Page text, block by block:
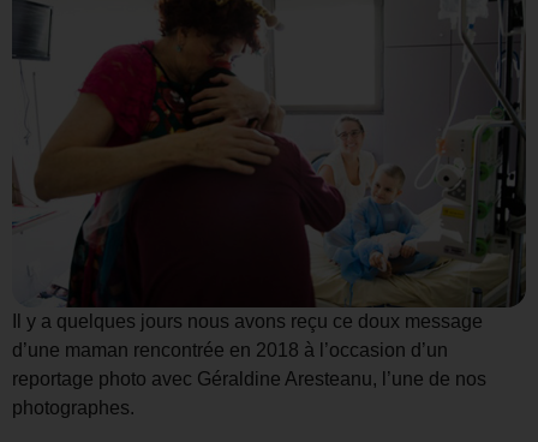
Il y a quelques jours nous avons reçu ce doux message
d’une maman rencontrée en 2018 à l’occasion d’un
reportage photo avec Géraldine Aresteanu, l’une de nos
photographes.